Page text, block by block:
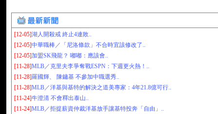
[12-05]湖人開殺戒 終止4連敗..
[12-05]中華職棒／「尼洛條款」不合時宜該修改了..
[12-05]加盟SK飛龍？ 嘟嘟：應該會..
[11-28]MLB／克里夫李爭奪戰ESPN：下週更火熱！..
[11-28]羅國輝、 陳鏞基 不參加中職選秀..
[11-28]MLB／洋基與基特的解決之道美專家：4年21.8億可行..
[11-24]牛澄清 不會釋出泰山..
[11-24]MLB／拒提薪資仲裁洋基放手讓基特投奔「自由」..